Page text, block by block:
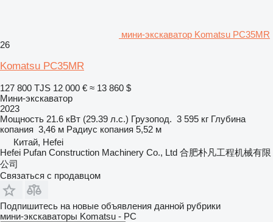
мини-экскаватор Komatsu PC35MR
26
Komatsu PC35MR
127 800 TJS 12 000 € ≈ 13 860 $
Мини-экскаватор
2023
Мощность 21.6 кВт (29.39 л.с.) Грузопод. 3 595 кг Глубина
копания 3,46 м Радиус копания 5,52 м
Китай, Hefei
Hefei Pufan Construction Machinery Co., Ltd 合肥朴凡工程机械有限
公司
Связаться с продавцом
Подпишитесь на новые объявления данной рубрики
мини-экскаваторы Komatsu - PC